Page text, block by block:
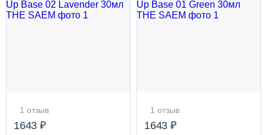
1 отзыв
1643 ₽
1 отзыв
1643 ₽